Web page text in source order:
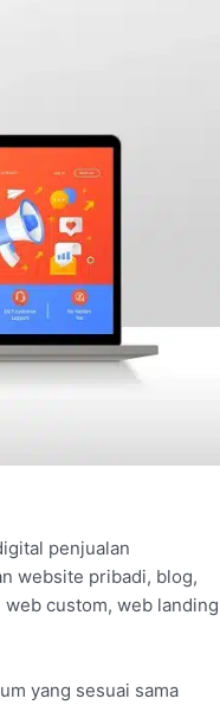
penjualan
website pribadi, blog,
custom, web landing
yang sesuai sama